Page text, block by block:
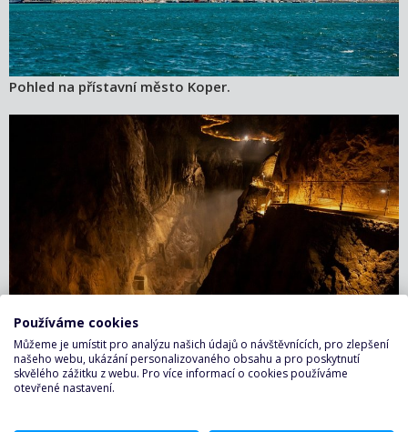
Pohled na přístavní město Koper.
Světové dědictví UNESCO – Škocjanské jeskyně.
Používáme cookies
Můžeme je umístit pro analýzu našich údajů o návštěvnících, pro zlepšení
našeho webu, ukázání personalizovaného obsahu a pro poskytnutí
skvělého zážitku z webu. Pro více informací o cookies používáme
otevřené nastavení.